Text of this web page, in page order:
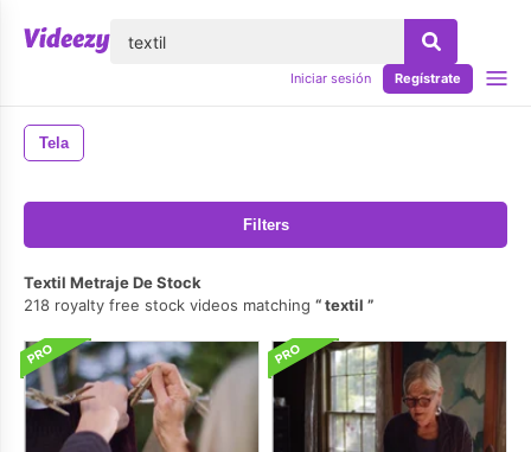
Iniciar sesión Regístrate
Tela
Filters
Textil Metraje De Stock
218 royalty free stock videos matching
textil